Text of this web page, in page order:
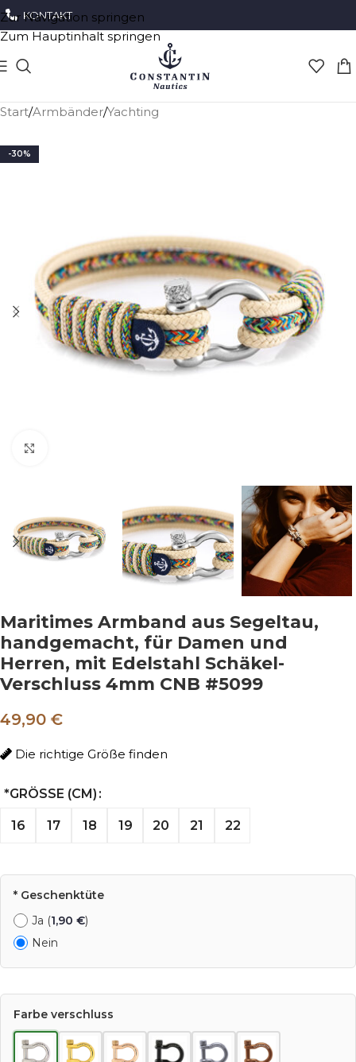
Zur Navigation springen
Zum Hauptinhalt springen
KONTAKT
Start/Armbänder/Yachting
-30%
Maritimes Armband aus Segeltau,
handgemacht, für Damen und
Herren, mit Edelstahl Schäkel-
Verschluss 4mm CNB #5099
49,90 €
Die richtige Größe finden
*GRÖSSE (CM)
16 17 18 19 20 21 22
* Geschenktüte
Ja (1,90 €)
Nein
Farbe verschluss